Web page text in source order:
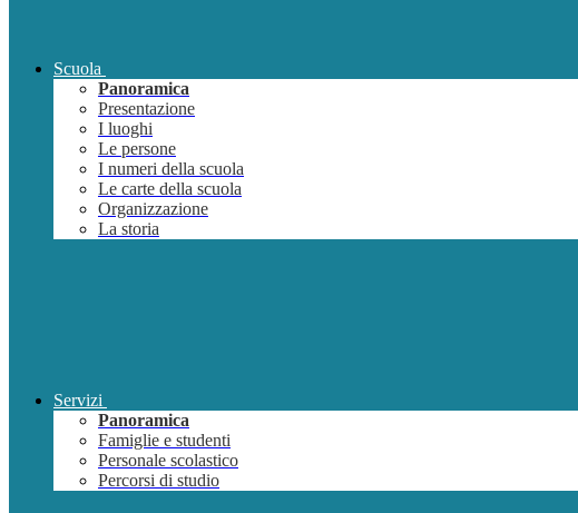
Scuola
Panoramica
Presentazione
I luoghi
Le persone
I numeri della scuola
Le carte della scuola
Organizzazione
La storia
Servizi
Panoramica
Famiglie e studenti
Personale scolastico
Percorsi di studio